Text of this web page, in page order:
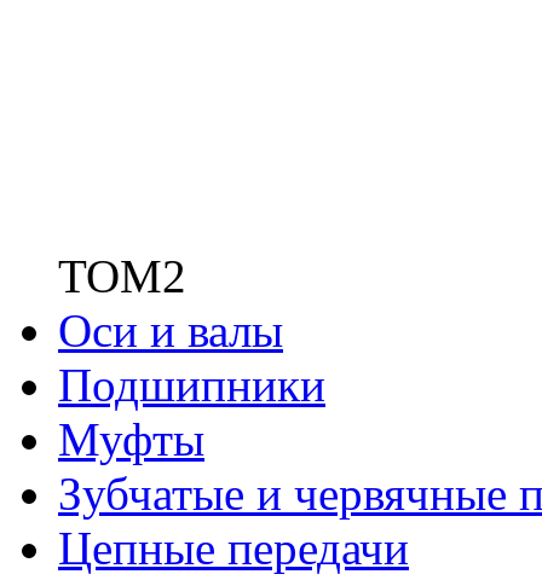
ТОМ2
Оси и валы
Подшипники
Муфты
Зубчатые и червячные
Цепные передачи